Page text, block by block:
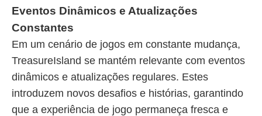
Eventos Dinâmicos e Atualizações
Constantes
Em um cenário de jogos em constante mudança,
TreasureIsland se mantém relevante com eventos
dinâmicos e atualizações regulares. Estes
introduzem novos desafios e histórias, garantindo
que a experiência de jogo permaneça fresca e